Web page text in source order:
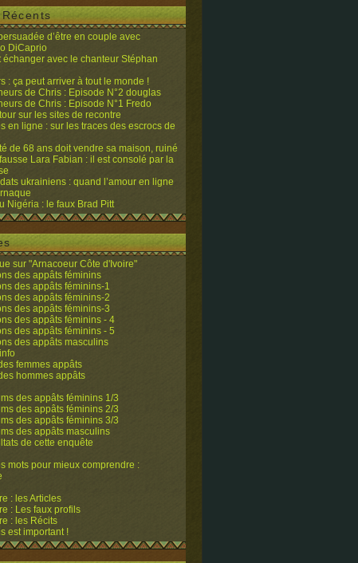
d’être en couple avec
DiCaprio
échanger avec le chanteur Stéphan
: ça peut arriver à tout le monde !
de Chris : Episode N°2 douglas
de Chris : Episode N°1 Fredo
sur les sites de recontre
en ligne : sur les traces des escrocs de
de 68 ans doit vendre sa maison, ruiné
Lara Fabian : il est consolé par la
ukrainiens : quand l’amour en ligne
Nigéria : le faux Brad Pitt
sur "Arnacoeur Côte d'Ivoire"
des appâts féminins
des appâts féminins-1
des appâts féminins-2
des appâts féminins-3
des appâts féminins - 4
des appâts féminins - 5
des appâts masculins
femmes appâts
hommes appâts
des appâts féminins 1/3
des appâts féminins 2/3
des appâts féminins 3/3
des appâts masculins
de cette enquête
mots pour mieux comprendre :
: les Articles
: Les faux profils
: les Récits
est important !